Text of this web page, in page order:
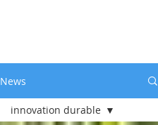
News
innovation durable